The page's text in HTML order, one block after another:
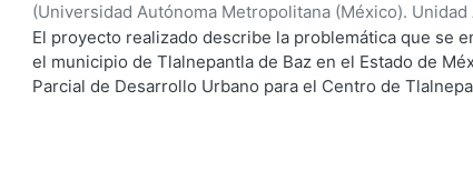
(Universidad Autónoma Metropolitana (México).
de Servicios de Información.,2018-09)Borjes Flores,
Domínguez, Luis Enrique
El proyecto realizado describe la problemática que se
el municipio de Tlalnepantla de Baz en el Estado de
Parcial de Desarrollo Urbano para el Centro de